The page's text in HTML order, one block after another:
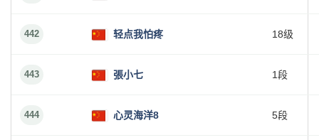
442 轻点我怕疼 18级
443 張小七 1段
444 心灵海洋8 5段